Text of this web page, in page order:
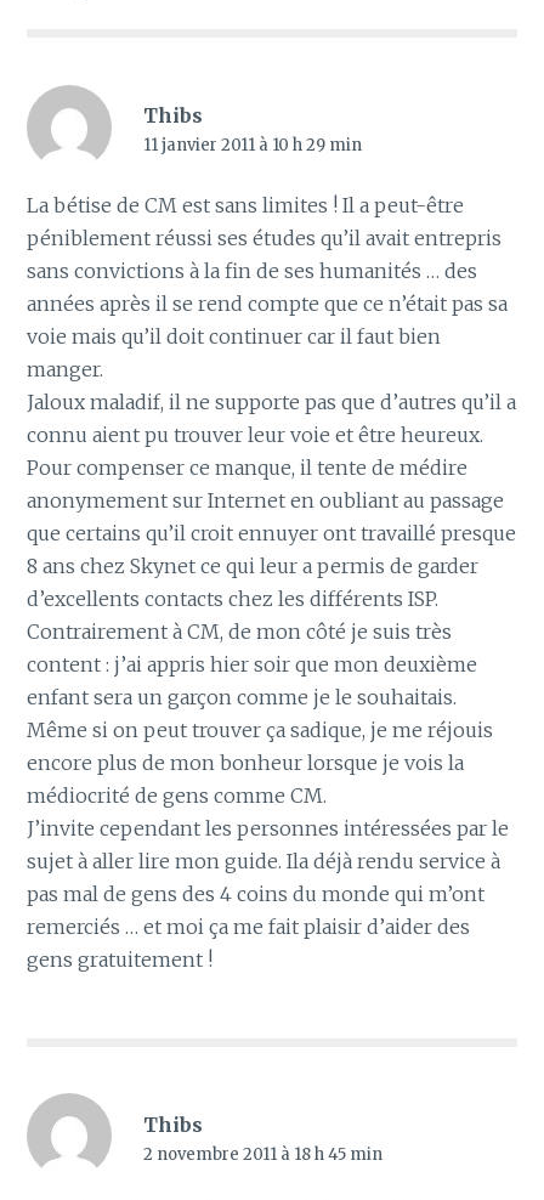
Thibs
11 janvier 2011 à 10 h 29 min
La bétise de CM est sans limites ! Il a peut-être
péniblement réussi ses études qu’il avait entrepris
sans convictions à la fin de ses humanités … des
années après il se rend compte que ce n’était pas sa
voie mais qu’il doit continuer car il faut bien
manger.
Jaloux maladif, il ne supporte pas que d’autres qu’il a
connu aient pu trouver leur voie et être heureux.
Pour compenser ce manque, il tente de médire
anonymement sur Internet en oubliant au passage
que certains qu’il croit ennuyer ont travaillé presque
8 ans chez Skynet ce qui leur a permis de garder
d’excellents contacts chez les différents ISP.
Contrairement à CM, de mon côté je suis très
content : j’ai appris hier soir que mon deuxième
enfant sera un garçon comme je le souhaitais.
Même si on peut trouver ça sadique, je me réjouis
encore plus de mon bonheur lorsque je vois la
médiocrité de gens comme CM.
J’invite cependant les personnes intéressées par le
sujet à aller lire mon guide. Ila déjà rendu service à
pas mal de gens des 4 coins du monde qui m’ont
remerciés … et moi ça me fait plaisir d’aider des
gens gratuitement !
Thibs
2 novembre 2011 à 18 h 45 min